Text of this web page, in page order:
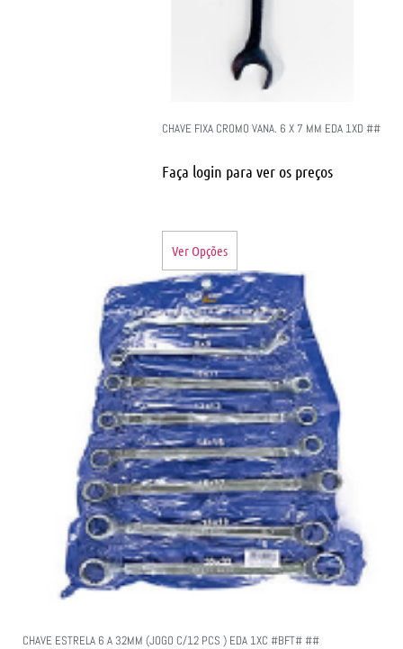
CHAVE FIXA CROMO VANA. 6 X 7 MM EDA 1XD ##
Faça login para ver os preços
Ver Opções
CHAVE ESTRELA 6 A 32MM (JOGO C/12 PCS ) EDA 1XC #BFT# ##